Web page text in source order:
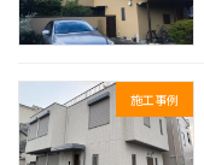
ジ
り
施工事例